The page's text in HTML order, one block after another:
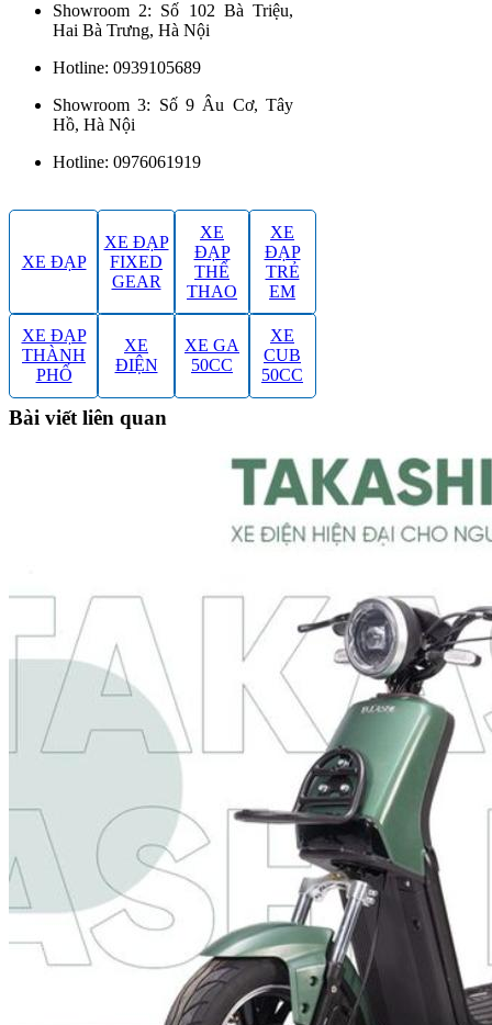
Showroom 2: Số 102 Bà Triệu,
Hai Bà Trưng, Hà Nội
Hotline: 0939105689
Showroom 3: Số 9 Âu Cơ, Tây
Hồ, Hà Nội
Hotline: 0976061919
XE ĐẠP
XE ĐẠP
FIXED
GEAR
XE
ĐẠP
THỂ
THAO
XE
ĐẠP
TRẺ
EM
XE ĐẠP
THÀNH
PHỐ
XE
ĐIỆN
XE GA
50CC
XE
CUB
50CC
Bài viết liên quan